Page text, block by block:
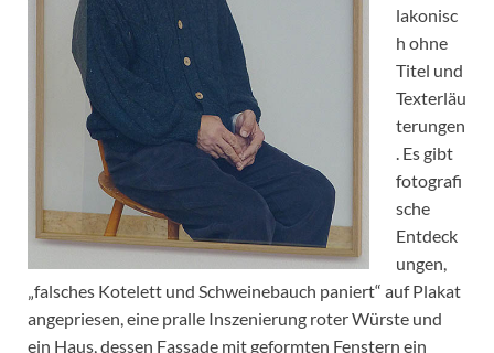
lakonisc
h ohne
Titel und
Texterläu
terungen
. Es gibt
fotografi
sche
Entdeck
ungen,
„falsches Kotelett und Schweinebauch paniert“ auf Plakat
angepriesen, eine pralle Inszenierung roter Würste und
ein Haus, dessen Fassade mit geformten Fenstern ein